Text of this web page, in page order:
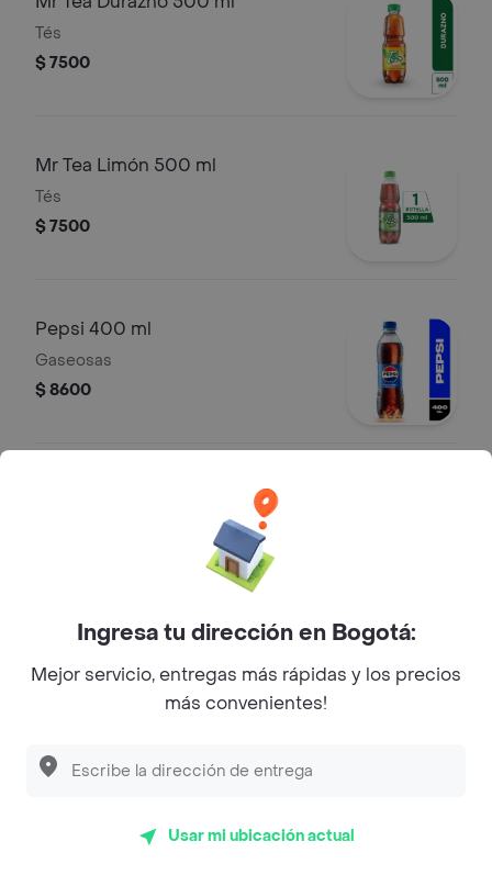
Tés
$ 7500
Mr Tea Limón 500 ml
Tés
$ 7500
Pepsi 400 ml
Gaseosas
$ 8600
Postobón Manzana 400 ml
Gaseosas
Sobre Subway
Ingresa tu dirección en Bogotá:
Mejor servicio, entregas más rápidas y los precios
más convenientes!
Usar mi ubicación actual